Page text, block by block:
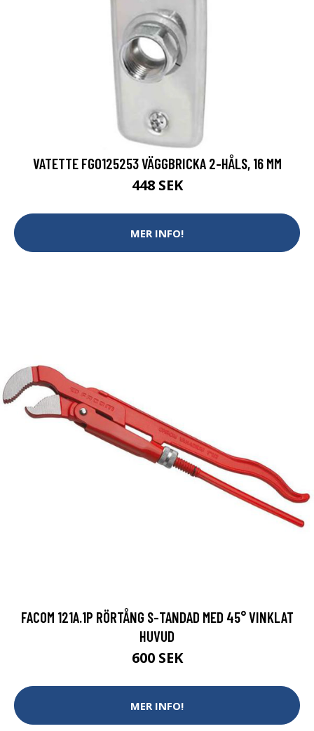
VATETTE FG0125253 VÄGGBRICKA 2-HÅLS, 16 MM
448 SEK
MER INFO!
FACOM 121A.1P RÖRTÅNG S-TANDAD MED 45° VINKLAT
HUVUD
600 SEK
MER INFO!